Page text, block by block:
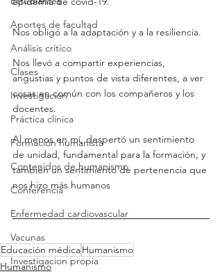
Aportes de facultad
Análisis crítico
Clases
Investigación
Práctica clínica
Formación humanista
Contenidos de humanismo
Conferencia
Enfermedad cardiovascular
Vacunas
Investigacion propia
Nos obligó a la adaptación y a la resiliencia.
Nos llevó a compartir experiencias,
angustias y puntos de vista diferentes, a ver
cosas en común con los compañeros y los
docentes.
Al menos en mí, despertó un sentimiento
de unidad, fundamental para la formación, y
también un sentimiento de pertenencia que
nos hizo más humanos
Educación médicaHumanismo
Humanismo